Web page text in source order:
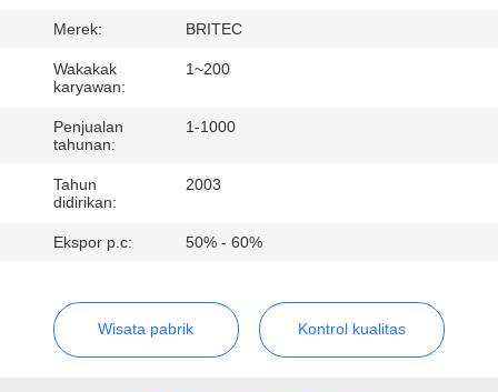
BERITA
SEMUA
SITEMAP
Merek: BRITEC
Wakakak
karyawan:
1~200
Penjualan
tahunan:
1-1000
Tahun
didirikan:
2003
Ekspor p.c: 50% - 60%
Wisata pabrik Kontrol kualitas